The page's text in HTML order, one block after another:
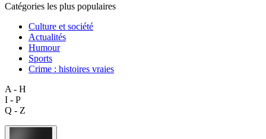
Catégories les plus populaires
Culture et société
Actualités
Humour
Sports
Crime : histoires vraies
A - H
I - P
Q - Z